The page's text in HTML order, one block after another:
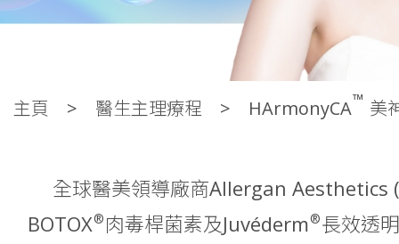
HArmonyCa™ 美神針療程
美神針融合創新美肌療法與Harmonyca™技術，針對肌膚鬆弛
皮層刺激膠原增生，以獨特的「C-shape拉提」帶來革新三重
期。專業團隊精準改善法令紋，支撐蘋果肌，效果持久達18-24
主頁 醫生主理療程 HArmonyCA™ 美
全球醫美領導廠商Allergan Aesthetics
BOTOX® 肉毒桿菌素及Juvéderm®長效透